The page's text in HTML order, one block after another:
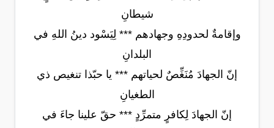
شيطانِ
وإقامةٌ لحدودِهِ وجهادهم *** لِيَسْود دينُ اللهِ في
البلدانِ
إنّ الجهادَ مُنَغِّصٌ لحياتهم *** يا حبّذا تنغيص ذي
الطغيانِ
إنّ الجهادَ لِكافرٍ متمرِّدٍ *** حقّ علينا جاءَ في